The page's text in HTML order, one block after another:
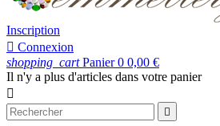
Inscription
 Connexion
shopping_cart Panier 0 0,00 €
Il n'y a plus d'articles dans votre panier

